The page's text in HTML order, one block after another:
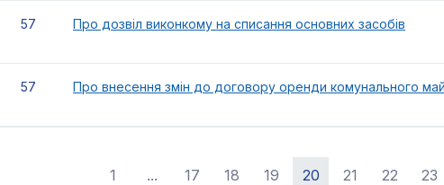
57 Про дозвіл виконкому на списання основних засобів
57 Про внесення змін до договору оренди комунального
1 ... 17 18 19 20 21 22 23